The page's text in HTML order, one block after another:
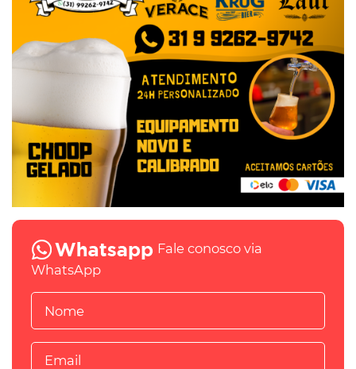
Fale conosco via
WhatsApp